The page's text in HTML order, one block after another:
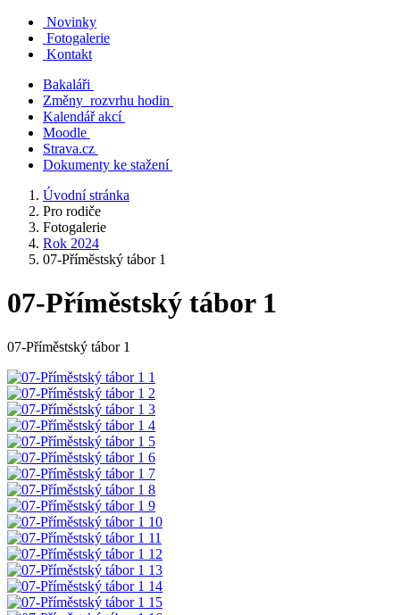
Novinky
Fotogalerie
Kontakt
Bakaláři
Změny rozvrhu hodin
Kalendář akcí
Moodle
Strava.cz
Dokumenty ke stažení
Úvodní stránka
Pro rodiče
Fotogalerie
Rok 2024
07-Příměstský tábor 1
07-Příměstský tábor 1
07-Příměstský tábor 1